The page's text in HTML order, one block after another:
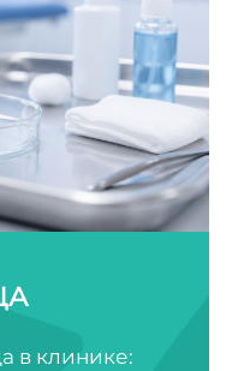
в клинике: